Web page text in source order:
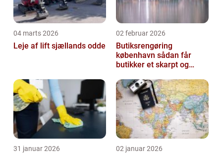
04 marts 2026
Leje af lift sjællands odde
02 februar 2026
Butiksrengøring
københavn sådan får
butikker et skarpt og
31 januar 2026 02 januar 2026